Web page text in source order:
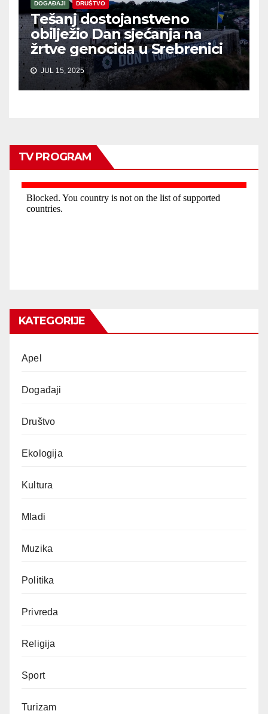
DOGAĐAJI DRUŠTVO
Tešanj dostojanstveno
obilježio Dan sjećanja na
žrtve genocida u Srebrenici
JUL 15, 2025
TV PROGRAM
KATEGORIJE
Apel
Događaji
Društvo
Ekologija
Kultura
Mladi
Muzika
Politika
Privreda
Religija
Sport
Turizam